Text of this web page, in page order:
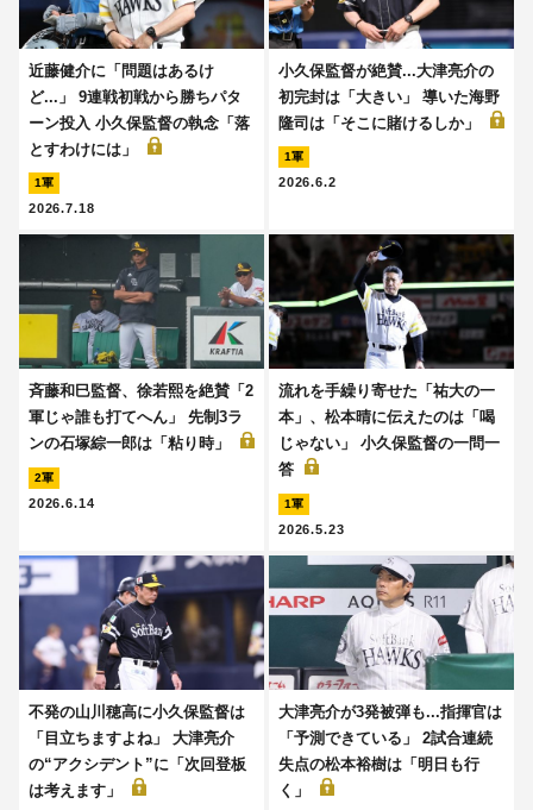
近藤健介に「問題はあるけ
ど...」 9連戦初戦から勝ちパタ
ーン投入 小久保監督の執念「落
とすわけには」
1軍
2026.7.18
小久保監督が絶賛...大津亮介の
初完封は「大きい」 導いた海野
隆司は「そこに賭けるしか」
1軍
2026.6.2
斉藤和巳監督、徐若熙を絶賛「2
軍じゃ誰も打てへん」 先制3ラ
ンの石塚綜一郎は「粘り時」
2軍
2026.6.14
流れを手繰り寄せた「祐大の一
本」、松本晴に伝えたのは「喝
じゃない」 小久保監督の一問一
答
1軍
2026.5.23
不発の山川穂高に小久保監督は
「目立ちますよね」 大津亮介
の“アクシデント”に「次回登板
は考えます」
大津亮介が3発被弾も...指揮官は
「予測できている」 2試合連続
失点の松本裕樹は「明日も行
く」